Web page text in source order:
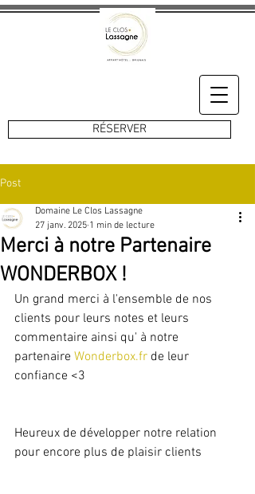
RÉSERVER
Post
Merci à notre Partenaire
WONDERBOX !
Domaine Le Clos Lassagne
27 janv. 2025 1 min de lecture
Un grand merci à l'ensemble de nos
clients pour leurs notes et leurs
commentaire ainsi qu' à notre
partenaire Wonderbox.fr de leur
confiance <3
Heureux de développer notre relation
pour encore plus de plaisir clients